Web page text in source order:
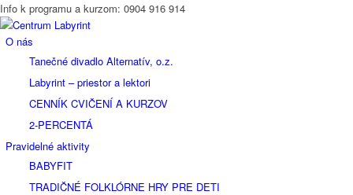
Info k programu a kurzom: 0904 916 914
O nás
Tanečné divadlo Alternatív, o.z.
Labyrint – priestor a lektori
CENNÍK CVIČENÍ A KURZOV
2-PERCENTÁ
Pravidelné aktivity
BABYFIT
TRADIČNÉ FOLKLÓRNE HRY PRE DETI